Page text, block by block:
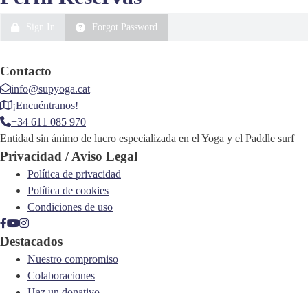
Sign In Forgot Password
Contacto
info@supyoga.cat
¡Encuéntranos!
+34 611 085 970
Entidad sin ánimo de lucro especializada en el Yoga y el Paddle surf
Privacidad / Aviso Legal
Política de privacidad
Política de cookies
Condiciones de uso
Destacados
Nuestro compromiso
Colaboraciones